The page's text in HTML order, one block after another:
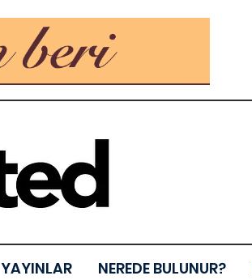
YAYINLAR NEREDE BULUNUR?